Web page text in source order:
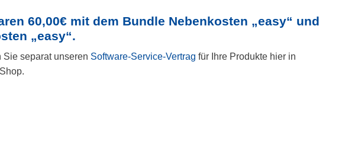
60,00€ mit dem Bundle Nebenkosten „easy“ und
„easy“.
Sie separat unseren Software-Service-Vertrag für Ihre Produkte hier in